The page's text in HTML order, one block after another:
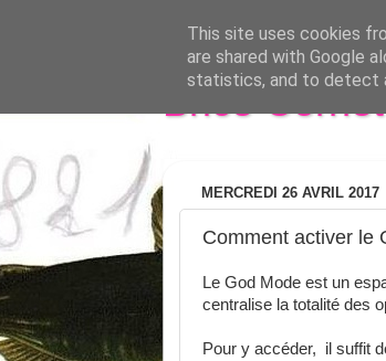
Brice
MERCREDI 26 AVRIL 2017
Comment activer le
Le God Mode est un
centralise la totalité des
Pour y accéder, il suffit
This site uses cookies
are shared with Google
statistics, and to detect